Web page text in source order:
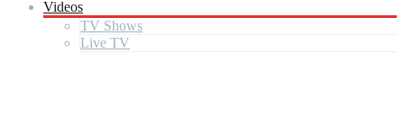
Videos
TV Shows
Live TV